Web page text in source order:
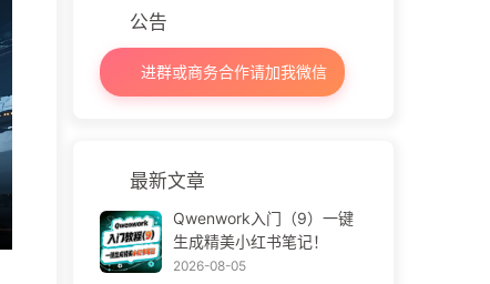
公告
进群或商务合作请加我微信
最新文章
Qwenwork入门（9）一键
生成精美小红书笔记！
2026-08-05